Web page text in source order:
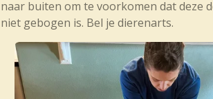
naar buiten om te voorkomen dat deze
niet gebogen is. Bel je dierenarts.